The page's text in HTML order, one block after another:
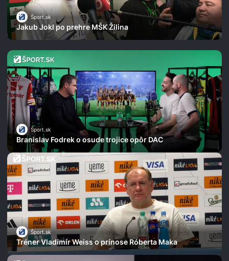
Šport.sk
Jakub Jokl po prehre MŠK Žilina
Šport.sk
Branislav Fodrek o osude trojice opôr DAC
Šport.sk
Tréner Vladimír Weiss o prínose Róberta Maka